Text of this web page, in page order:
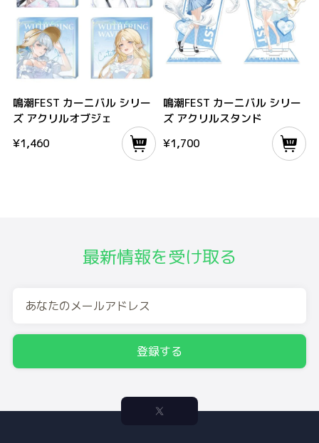
鳴潮FEST カーニバル シリー
ズ アクリルオブジェ
¥1,460
鳴潮FEST カーニバル シリー
ズ アクリルスタンド
¥1,700
最新情報を受け取る
登録する